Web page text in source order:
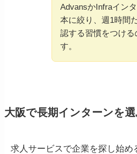
AdvansかInfraイン
本に絞り、週1時間
認する習慣をつけ
す。
大阪で長期インターンを
求人サービスで企業を探し始め